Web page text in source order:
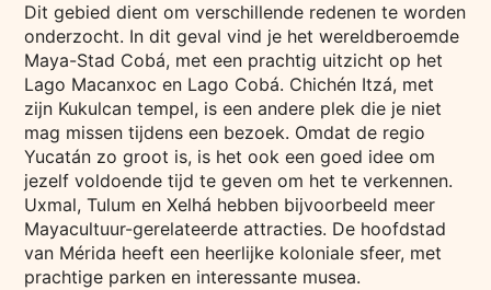
Dit gebied dient om verschillende redenen te worden
onderzocht. In dit geval vind je het wereldberoemde
Maya-Stad Cobá, met een prachtig uitzicht op het
Lago Macanxoc en Lago Cobá. Chichén Itzá, met
zijn Kukulcan tempel, is een andere plek die je niet
mag missen tijdens een bezoek. Omdat de regio
Yucatán zo groot is, is het ook een goed idee om
jezelf voldoende tijd te geven om het te verkennen.
Uxmal, Tulum en Xelhá hebben bijvoorbeeld meer
Mayacultuur-gerelateerde attracties. De hoofdstad
van Mérida heeft een heerlijke koloniale sfeer, met
prachtige parken en interessante musea.